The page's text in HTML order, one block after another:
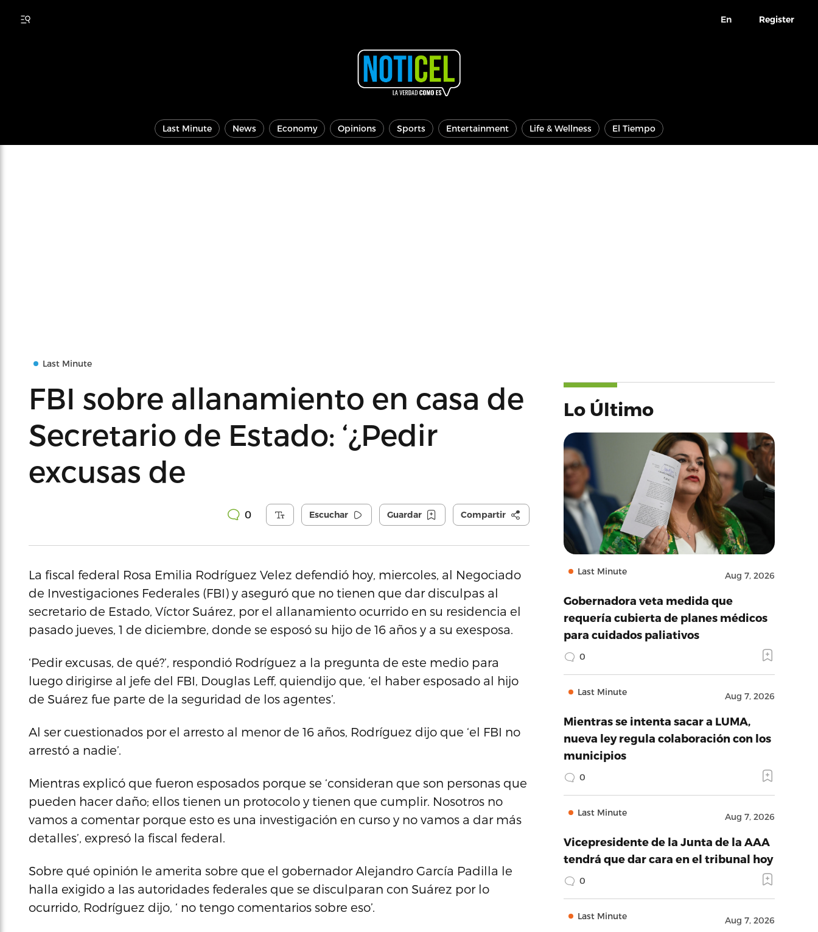
En Register
Last Minute News Economy Opinions Sports Entertainment Life & Wellness El Tiempo
Last Minute
FBI sobre allanamiento en casa de
Secretario de Estado: ‘¿Pedir
excusas de
0 Escuchar Guardar Compartir
La fiscal federal Rosa Emilia Rodríguez Velez defendió hoy, miercoles, al Negociado
de Investigaciones Federales (FBI) y aseguró que no tienen que dar disculpas al
secretario de Estado, Víctor Suárez, por el allanamiento ocurrido en su residencia el
pasado jueves, 1 de diciembre, donde se esposó su hijo de 16 años y a su exesposa.
‘Pedir excusas, de qué?’, respondió Rodríguez a la pregunta de este medio para
luego dirigirse al jefe del FBI, Douglas Leff, quiendijo que, ‘el haber esposado al hijo
de Suárez fue parte de la seguridad de los agentes’.
Al ser cuestionados por el arresto al menor de 16 años, Rodríguez dijo que ‘el FBI no
arrestó a nadie’.
Mientras explicó que fueron esposados porque se ‘consideran que son personas que
pueden hacer daño; ellos tienen un protocolo y tienen que cumplir. Nosotros no
vamos a comentar porque esto es una investigación en curso y no vamos a dar más
detalles’, expresó la fiscal federal.
Sobre qué opinión le amerita sobre que el gobernador Alejandro García Padilla le
halla exigido a las autoridades federales que se disculparan con Suárez por lo
ocurrido, Rodríguez dijo, ‘ no tengo comentarios sobre eso’.
Lo Último
Last Minute Aug 7, 2026
Gobernadora veta medida que
requería cubierta de planes médicos
para cuidados paliativos
0
Last Minute Aug 7, 2026
Mientras se intenta sacar a LUMA,
nueva ley regula colaboración con los
municipios
0
Last Minute Aug 7, 2026
Vicepresidente de la Junta de la AAA
tendrá que dar cara en el tribunal hoy
0
Last Minute Aug 7, 2026